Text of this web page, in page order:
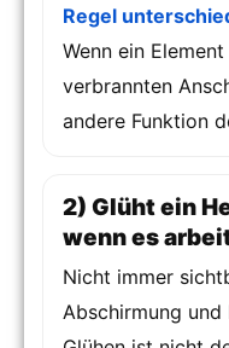
Regel
Wenn ein
verbrannten
andere Funktion
2) Glüht ein
wenn es
Nicht immer
Abschirmung